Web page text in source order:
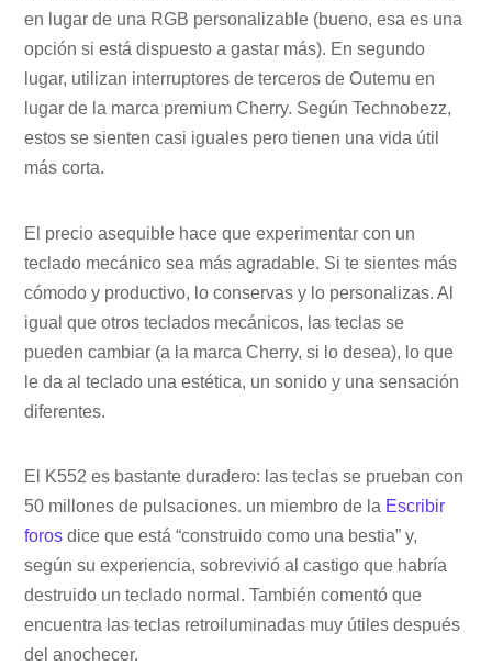
en lugar de una RGB personalizable (bueno, esa es una
opción si está dispuesto a gastar más). En segundo
lugar, utilizan interruptores de terceros de Outemu en
lugar de la marca premium Cherry. Según Technobezz,
estos se sienten casi iguales pero tienen una vida útil
más corta.
El precio asequible hace que experimentar con un
teclado mecánico sea más agradable. Si te sientes más
cómodo y productivo, lo conservas y lo personalizas. Al
igual que otros teclados mecánicos, las teclas se
pueden cambiar (a la marca Cherry, si lo desea), lo que
le da al teclado una estética, un sonido y una sensación
diferentes.
El K552 es bastante duradero: las teclas se prueban con
50 millones de pulsaciones. un miembro de la Escribir
foros dice que está “construido como una bestia” y,
según su experiencia, sobrevivió al castigo que habría
destruido un teclado normal. También comentó que
encuentra las teclas retroiluminadas muy útiles después
del anochecer.